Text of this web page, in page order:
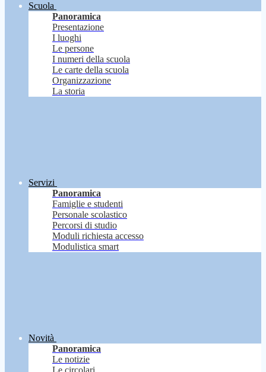
Scuola
Panoramica
Presentazione
I luoghi
Le persone
I numeri della scuola
Le carte della scuola
Organizzazione
La storia
Servizi
Panoramica
Famiglie e studenti
Personale scolastico
Percorsi di studio
Moduli richiesta accesso
Modulistica smart
Novità
Panoramica
Le notizie